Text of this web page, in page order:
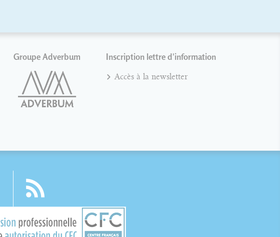
Groupe Adverbum Inscription lettre d'information
Accès à la newsletter